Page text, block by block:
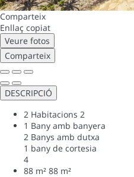
Comparteix
Enllaç copiat
Veure fotos
Comparteix
DESCRIPCIÓ
2 Habitacions 2
1 Bany amb banyera
2 Banys amb dutxa
1 bany de cortesia
4
88 m² 88 m²